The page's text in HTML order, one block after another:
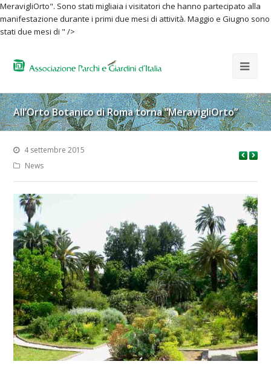
MeravigliOrto". Sono stati migliaia i visitatori che hanno partecipato alla
manifestazione durante i primi due mesi di attività. Maggio e Giugno sono
stati due mesi di " />
All’Orto Botanico di Roma torna “MeravigliOrto”
4 settembre 2015
News